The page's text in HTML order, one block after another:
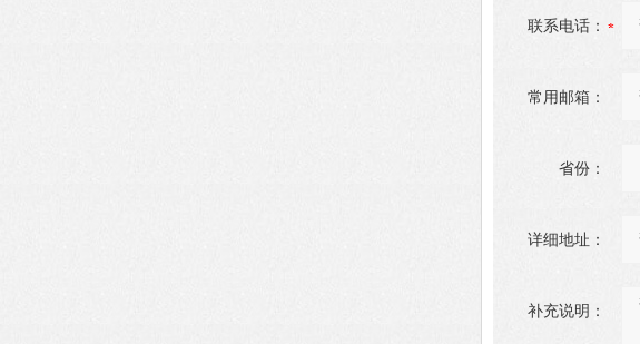
联系电话：
常用邮箱：
省份：
详细地址：
补充说明：